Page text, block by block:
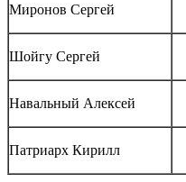
Миронов Сергей
Шойгу Сергей
Навальный Алексей
Патриарх Кирилл